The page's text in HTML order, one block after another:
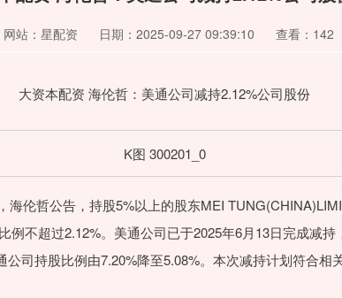
网站：星配资 日期：2025-09-27 09:39:10 查看：142
伦哲公告，持股5%以上的股东MEI
例不超过2.12%。美通公司已于2025年6月13日完成减持
公司持股比例由7.20%降至5.08%。本次减持计划符合相